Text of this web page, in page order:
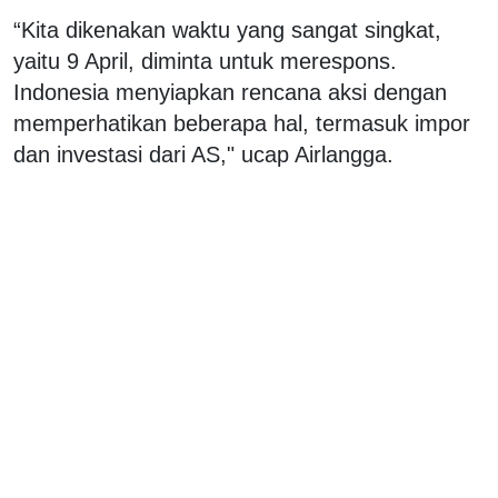
“Kita dikenakan waktu yang sangat singkat,
yaitu 9 April, diminta untuk merespons.
Indonesia menyiapkan rencana aksi dengan
memperhatikan beberapa hal, termasuk impor
dan investasi dari AS," ucap Airlangga.